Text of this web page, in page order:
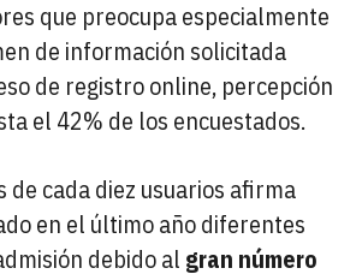
que preocupa especialmente
de información solicitada
de registro online, percepción
el 42% de los encuestados.
de cada diez usuarios afirma
en el último año diferentes
debido al gran número